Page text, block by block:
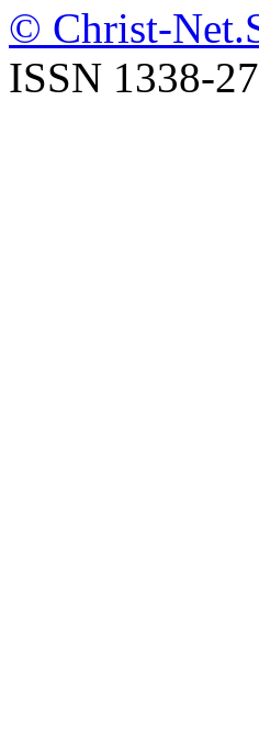
© Christ-
ISSN 1338-